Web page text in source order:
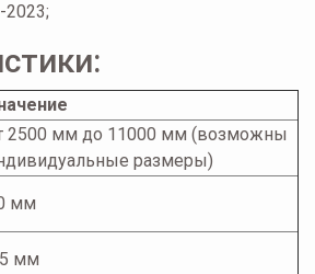
2023;
2500 мм до 11000 мм (возможны
размеры)
мм
мм